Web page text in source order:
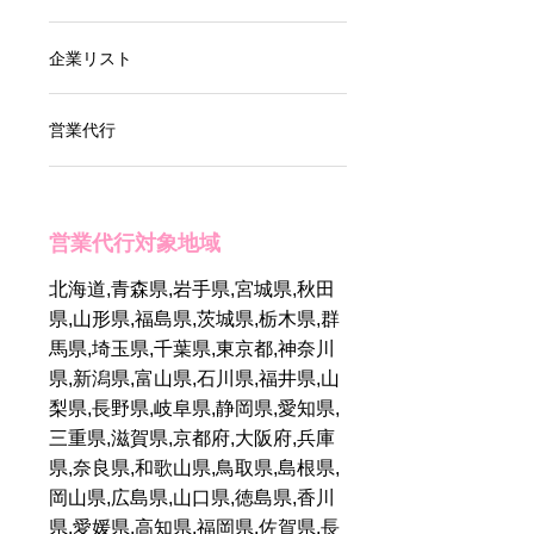
1台から3台へ！女性
チームが実現した驚
きの成果とは
業績UPも夢じゃな
い!営業効率化に必要
なもの＆方法を徹底
解説
企業リスト
営業代行
営業代行対象地域
北海道,青森県,岩手県,宮城県,秋田
県,山形県,福島県,茨城県,栃木県,群
馬県,埼玉県,千葉県,東京都,神奈川
県,新潟県,富山県,石川県,福井県,山
梨県,長野県,岐阜県,静岡県,愛知県,
三重県,滋賀県,京都府,大阪府,兵庫
県,奈良県,和歌山県,鳥取県,島根県,
岡山県,広島県,山口県,徳島県,香川
県,愛媛県,高知県,福岡県,佐賀県,長